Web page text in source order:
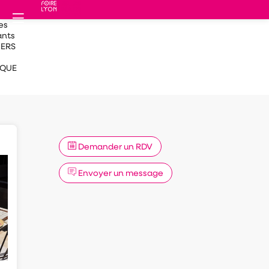
Demander un RDV
Envoyer un message